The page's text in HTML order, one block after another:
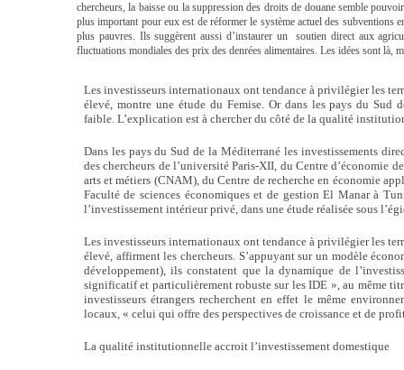
chercheurs, la baisse ou la suppression des droits de douane semble
plus important pour eux est de réformer le système actuel des subventions
plus pauvres. Ils suggèrent aussi d’instaurer un soutien direct aux
fluctuations mondiales des prix des denrées alimentaires. Les idées sont là,
Les investisseurs internationaux ont tendance à privilégier les
élevé, montre une étude du Femise. Or dans les pays du Sud
faible. L’explication est à chercher du côté de la qualité
Dans les pays du Sud de la Méditerrané les investissements
des chercheurs de l’université Paris-XII, du Centre d’économie
arts et métiers (CNAM), du Centre de recherche en économie
Faculté de sciences économiques et de gestion El Manar à
l’investissement intérieur privé, dans une étude réalisée sous
Les investisseurs internationaux ont tendance à privilégier les
élevé, affirment les chercheurs. S’appuyant sur un modèle
développement), ils constatent que la dynamique de
significatif et particulièrement robuste sur les IDE », au même
investisseurs étrangers recherchent en effet le même
locaux, « celui qui offre des perspectives de croissance et de
La qualité institutionnelle accroit l’investissement domestique